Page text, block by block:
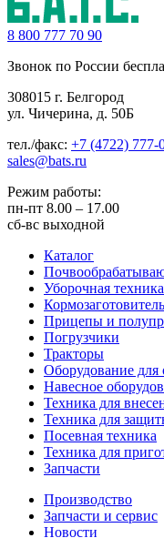
8 800 777 70 90
Звонок по России
308015 г. Белгород
ул. Чичерина, д. 50Б
тел./факс: +7 (4722) 777-
sales@bats.ru
Режим работы:
пн-пт 8.00 – 17.00
сб-вс выходной
Каталог
Уборочная техника
Прицепы и
Погрузчики
Тракторы
Оборудование для
Навесное
Техника для
Техника для
Посевная техника
Техника для
Запчасти
Производство
Запчасти и сервис
Новости